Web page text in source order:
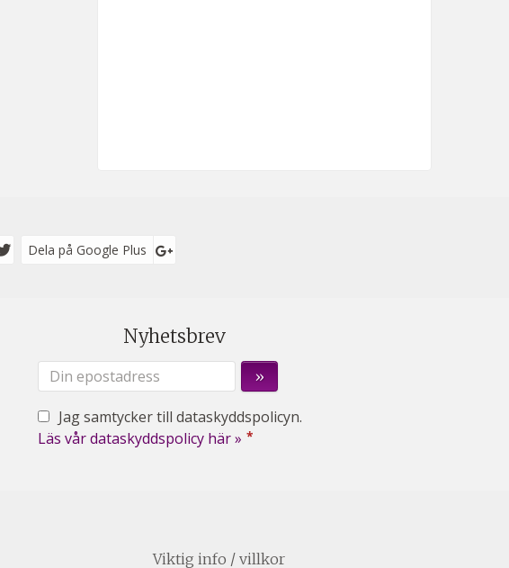
Dela på Google Plus
Nyhetsbrev
Jag samtycker till dataskyddspolicyn.
Läs vår dataskyddspolicy här » *
Viktig info / villkor